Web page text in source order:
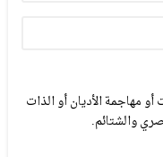
مهاجمة الأديان أو الذات
والشتائم.